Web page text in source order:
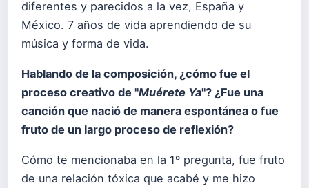
diferentes y parecidos a la vez, España y
México. 7 años de vida aprendiendo de su
música y forma de vida.
Hablando de la composición, ¿cómo fue el
proceso creativo de "Muérete Ya"? ¿Fue una
canción que nació de manera espontánea o fue
fruto de un largo proceso de reflexión?
Cómo te mencionaba en la 1º pregunta, fue fruto
de una relación tóxica que acabé y me hizo